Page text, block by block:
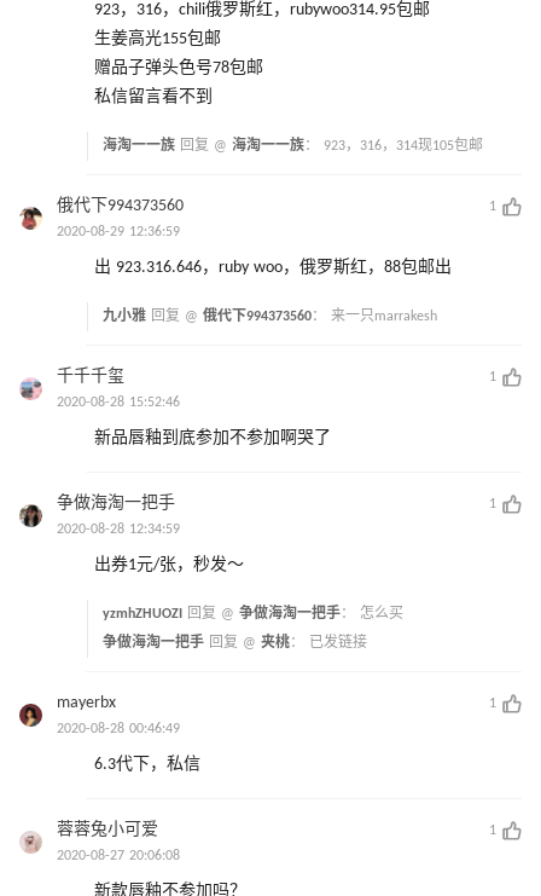
923，316，chili俄罗斯红，rubywoo314.95包邮
生姜高光155包邮
赠品子弹头色号78包邮
私信留言看不到
海淘一一族 回复 @ 海淘一一族： 923，316，314现105包邮
俄代下994373560
1
2020-08-29 12:36:59
出 923.316.646，ruby woo，俄罗斯红，88包邮出
九小雅 回复 @ 俄代下994373560： 来一只marrakesh
千千千玺
1
2020-08-28 15:52:46
新品唇釉到底参加不参加啊哭了
争做海淘一把手
1
2020-08-28 12:34:59
出券1元/张，秒发～
yzmhZHUOZI 回复 @ 争做海淘一把手： 怎么买
争做海淘一把手 回复 @ 夹桃： 已发链接
mayerbx
1
2020-08-28 00:46:49
6.3代下，私信
蓉蓉兔小可爱
1
2020-08-27 20:06:08
新款唇釉不参加吗？